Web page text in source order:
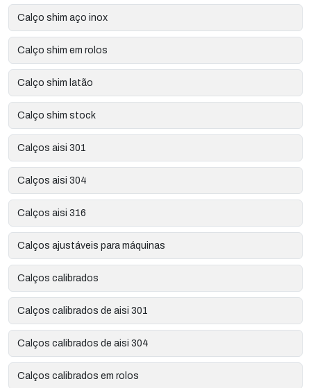
Calço shim aço inox
Calço shim em rolos
Calço shim latão
Calço shim stock
Calços aisi 301
Calços aisi 304
Calços aisi 316
Calços ajustáveis para máquinas
Calços calibrados
Calços calibrados de aisi 301
Calços calibrados de aisi 304
Calços calibrados em rolos